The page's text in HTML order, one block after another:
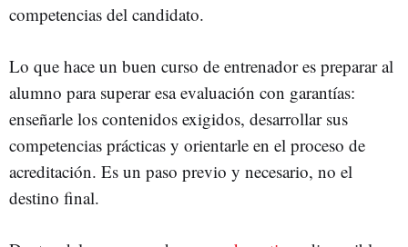
competencias del candidato.
Lo que hace un buen curso de entrenador es preparar al
alumno para superar esa evaluación con garantías:
enseñarle los contenidos exigidos, desarrollar sus
competencias prácticas y orientarle en el proceso de
acreditación. Es un paso previo y necesario, no el
destino final.